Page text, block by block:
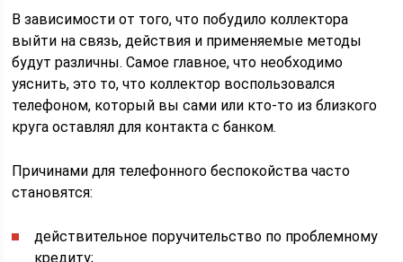
В зависимости от того, что побудило коллектора
выйти на связь, действия и применяемые методы
будут различны. Самое главное, что необходимо
уяснить, это то, что коллектор воспользовался
телефоном, который вы сами или кто-то из близкого
круга оставлял для контакта с банком.
Причинами для телефонного беспокойства часто
становятся:
действительное поручительство по проблемному
кредиту;